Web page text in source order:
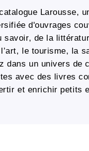
Larousse,
d'ouvrages
savoir, de la
le tourisme, la
dans un univers de
avec des livres
et enrichir petits